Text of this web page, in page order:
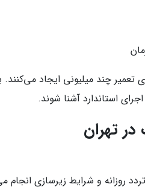
تعمیر چند میلیونی ایجاد
استاندارد آشنا شوند.
تهران
روزانه و شرایط زیرسازی